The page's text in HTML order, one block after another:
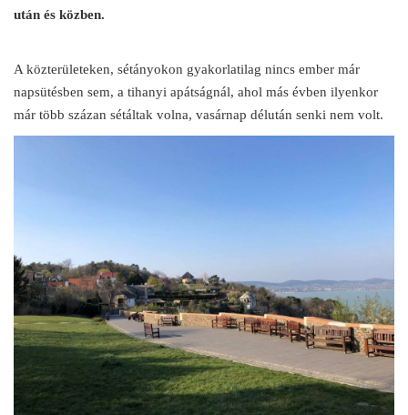
után és közben.
A közterületeken, sétányokon gyakorlatilag nincs ember már
napsütésben sem, a tihanyi apátságnál, ahol más évben ilyenkor
már több százan sétáltak volna, vasárnap délután senki nem volt.